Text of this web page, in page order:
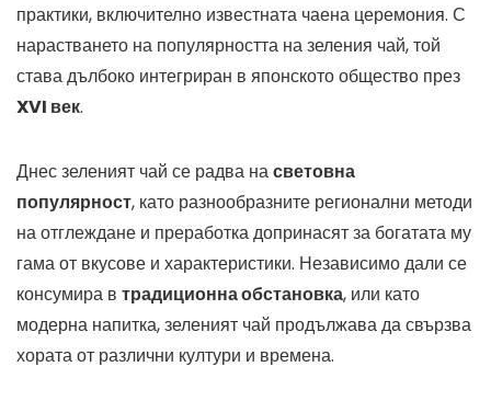
практики, включително известната чаена церемония. С
нарастването на популярността на зеления чай, той
става дълбоко интегриран в японското общество през
XVI век.
Днес зеленият чай се радва насветовна
популярност, като разнообразните регионални методи
на отглеждане и преработка допринасят за богатата му
гама от вкусове и характеристики. Независимо дали се
консумира в традиционна обстановка, или като
модерна напитка, зеленият чай продължава да свързва
хората от различни култури и времена.